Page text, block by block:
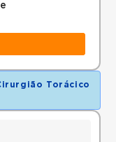
Torácico